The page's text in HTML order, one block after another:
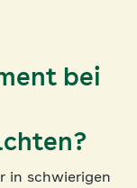
bei
in schwierigen